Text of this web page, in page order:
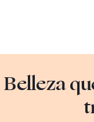
Belleza